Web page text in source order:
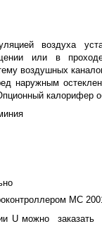
воздуха
или в
воздушных
наружным
калорифер
MC
U можно